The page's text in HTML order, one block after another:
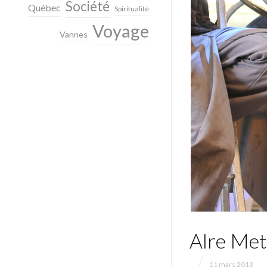
Alre
11 mars 2013
Québec Société Spiritualité
Vannes Voyage